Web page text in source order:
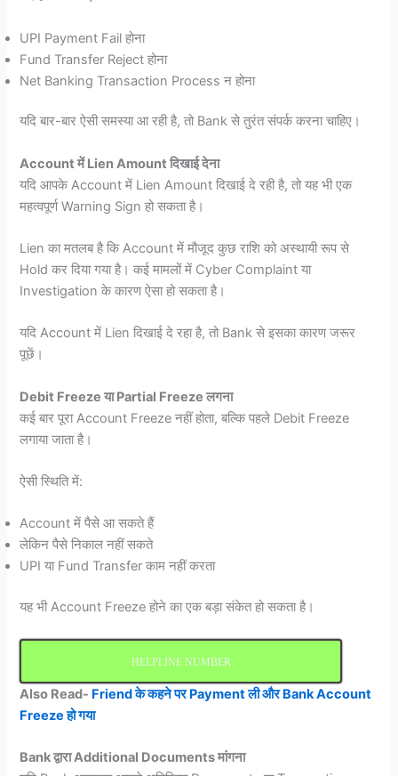
UPI Payment Fail होना
Fund Transfer Reject होना
Net Banking Transaction Process न होना
यदि बार-बार ऐसी समस्या आ रही है, तो Bank से तुरंत संपर्क करना चाहिए।
Account में Lien Amount दिखाई देना
यदि आपके Account में Lien Amount दिखाई दे रही है, तो यह भी एक
महत्वपूर्ण Warning Sign हो सकता है।
Lien का मतलब है कि Account में मौजूद कुछ राशि को अस्थायी रूप से
Hold कर दिया गया है। कई मामलों में Cyber Complaint या
Investigation के कारण ऐसा हो सकता है।
यदि Account में Lien दिखाई दे रहा है, तो Bank से इसका कारण जरूर
पूछें।
Debit Freeze या Partial Freeze लगना
कई बार पूरा Account Freeze नहीं होता, बल्कि पहले Debit Freeze
लगाया जाता है।
ऐसी स्थिति में:
Account में पैसे आ सकते हैं
लेकिन पैसे निकाल नहीं सकते
UPI या Fund Transfer काम नहीं करता
यह भी Account Freeze होने का एक बड़ा संकेत हो सकता है।
HELPLINE NUMBER
Also Read- Friend के कहने पर Payment ली और Bank Account
Freeze हो गया
Bank द्वारा Additional Documents मांगना